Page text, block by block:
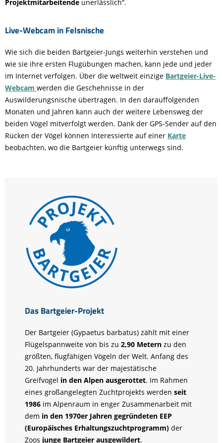
Projektmitarbeitende unerlässlich“.
Live-Webcam in Felsnische
Wie sich die beiden Bartgeier-Jungs weiterhin verstehen und
wie sie ihre ersten Flugübungen machen, kann jede und jeder
im Internet verfolgen. Über die weltweit einzige Bartgeier-Live-
Webcam werden die Geschehnisse in der
Auswilderungsnische übertragen. In den darauffolgenden
Monaten und Jahren kann auch der weitere Lebensweg der
beiden Vögel mitverfolgt werden. Dank der GPS-Sender auf den
Rücken der Vögel können Interessierte auf einer Karte
beobachten, wo die Bartgeier künftig unterwegs sind.
Das Bartgeier-Projekt
Der Bartgeier (Gypaetus barbatus) zählt mit einer
Flügelspannweite von bis zu 2,90 Metern zu den
größten, flugfähigen Vögeln der Welt. Anfang des
20. Jahrhunderts war der majestätische
Greifvogel in den Alpen ausgerottet. Im Rahmen
eines großangelegten Zuchtprojekts werden seit
1986 im Alpenraum in enger Zusammenarbeit mit
dem in den 1970er Jahren gegründeten EEP
(Europäisches Erhaltungszuchtprogramm) der
Zoos junge Bartgeier ausgewildert.